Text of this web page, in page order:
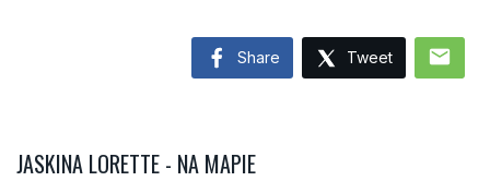
Share Tweet mail
JASKINA LORETTE - NA MAPIE